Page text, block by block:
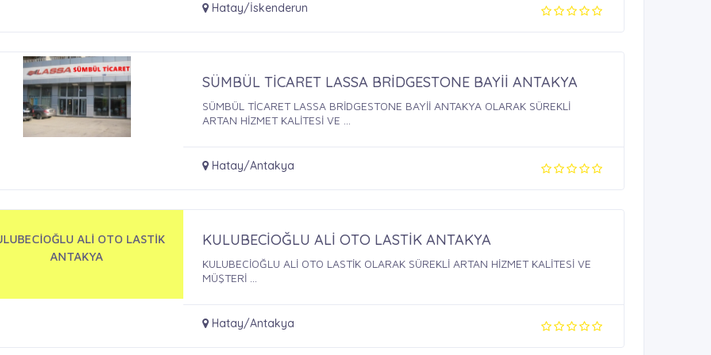
Hatay/İskenderun
SÜMBÜL TİCARET LASSA BRİDGESTONE BAYİİ ANTAKYA
SÜMBÜL TİCARET LASSA BRİDGESTONE BAYİİ ANTAKYA OLARAK SÜREKLİ
ARTAN HİZMET KALİTESİ VE ...
Hatay/Antakya
ALİ OTO LASTİK
ANTAKYA
KULUBECİOĞLU ALİ OTO LASTİK ANTAKYA
KULUBECİOĞLU ALİ OTO LASTİK OLARAK SÜREKLİ ARTAN HİZMET KALİTESİ VE
MÜŞTERİ ...
Hatay/Antakya